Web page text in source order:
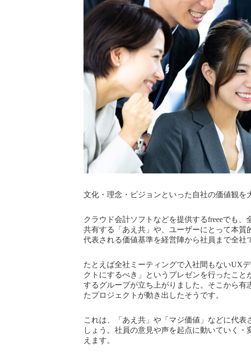
文化・理念・ビジョンといった自社の価値観を
クラウド会計ソフトなどを提供するfreeeでも
共有する「あえ共」や、ユーザーにとって本
代表される価値基準を経営陣から社員まで全社
たとえば全社ミーティングで入社間もないUX
クトにするべき」というプレゼンを行ったこ
するグループが立ち上がりました。そこから有
たプロジェクトが動き出したそうです。
これは、「あえ共」や「マジ価値」などに代
しょう。社員の意見や声を起点に動いていく
えます。